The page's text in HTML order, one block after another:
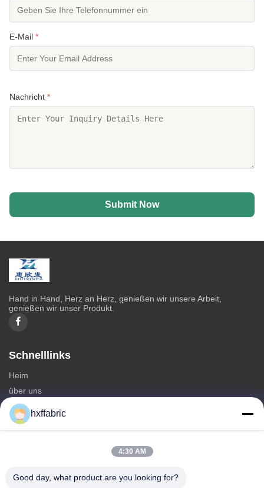
E-Mail *
Nachricht *
Submit Now
Hand in Hand, Herz an Herz, genießen wir unsere Arbeit,
genießen wir unser Produkt.
Schnelllinks
Heim
über uns
produits
Kontaktieren Sie uns
SBR Neoprenstoff
hxffabric
4:30 AM
Good day, what product are you looking for?